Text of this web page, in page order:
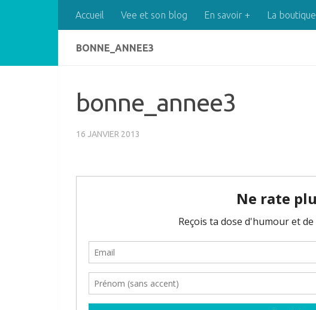
Skip to contentAccueil Vee et son blog En savoir + La boutique
BONNE_ANNEE3
bonne_annee3
16 JANVIER 2013